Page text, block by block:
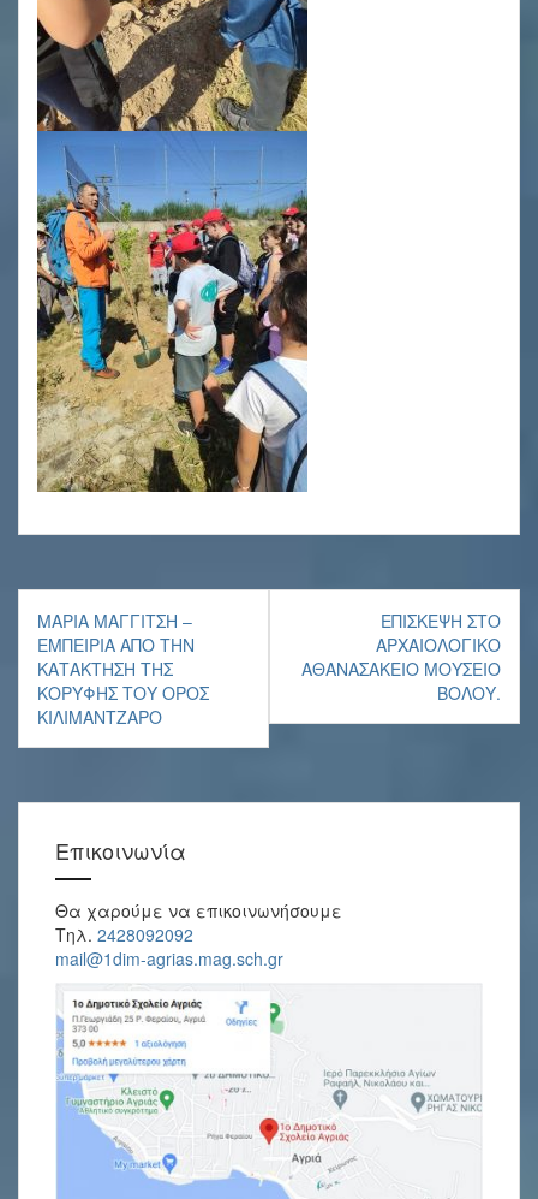
Πλοήγηση
άρθρων
ΜΑΡΊΑ ΜΑΓΓΊΤΣΗ –
ΕΜΠΕΙΡΊΑ ΑΠΌ ΤΗΝ
ΚΑΤΆΚΤΗΣΗ ΤΗΣ
ΚΟΡΥΦΉΣ ΤΟΥ ΌΡΟΣ
ΚΙΛΙΜΆΝΤΖΑΡΟ
ΕΠΊΣΚΕΨΗ ΣΤΟ
ΑΡΧΑΙΟΛΟΓΙΚΌ
ΑΘΑΝΑΣΆΚΕΙΟ ΜΟΥΣΕΊΟ
ΒΌΛΟΥ.
Επικοινωνία
Θα χαρούμε να επικοινωνήσουμε
Τηλ. 2428092092
mail@1dim-agrias.mag.sch.gr